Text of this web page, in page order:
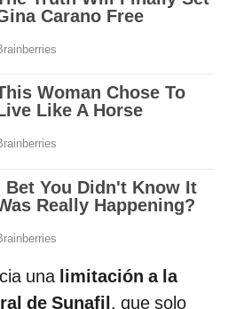
una limitación a la
de Sunafil, que solo